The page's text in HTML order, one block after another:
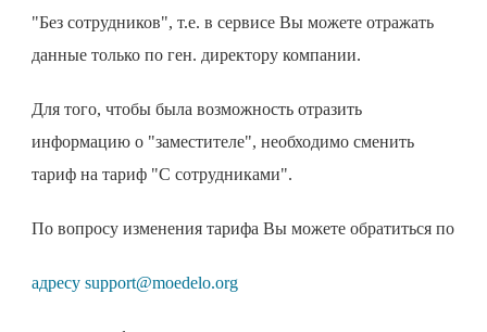
"Без сотрудников", т.е. в сервисе Вы можете отражать
данные только по ген. директору компании.
Для того, чтобы была возможность отразить
информацию о "заместителе", необходимо сменить
тариф на тариф "С сотрудниками".
По вопросу изменения тарифа Вы можете обратиться по
адресу support@moedelo.org